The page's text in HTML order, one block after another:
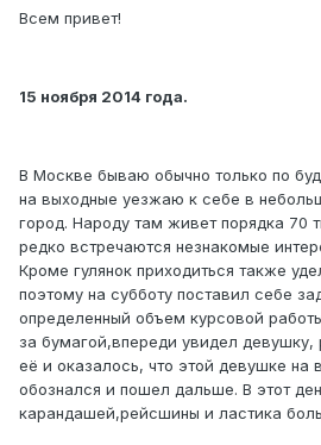
Всем привет!
15 ноября 2014 года.
В Москве бываю обычно только по
на выходные уезжаю к себе в
город. Народу там живет порядка 70
редко встречаются незнакомые
Кроме гулянок приходиться также
поэтому на субботу поставил себе
определенный объем курсовой
за бумагой,впереди увидел девушку,
её и оказалось, что этой девушке на
обознался и пошел дальше. В этот
карандашей,рейсшины и ластика